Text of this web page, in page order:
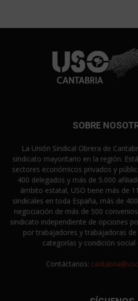
SOBRE
La Unión Sindical Obrera de
sindicato mayoritario en la región.
sectores económicos privados y
400 delegados y más de 5.000
ámbito estatal, USO tiene más de
sindicales en toda España, más de
negociación de más de 500
sindicato independiente de opciones
por trabajadores y trabajadoras
categorías y condición
Contáctanos: